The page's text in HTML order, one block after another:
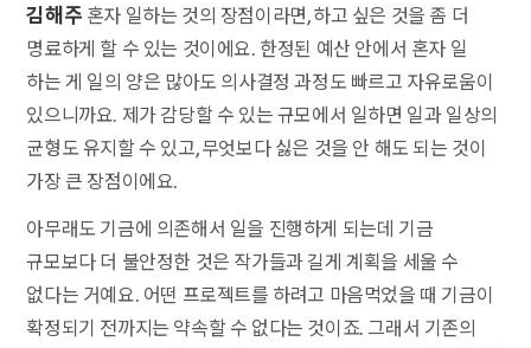
김해주 혼자 일하는 것의 장점이라면, 하고 싶은 것을 좀 더
명료하게 할 수 있는 것이에요. 한정된 예산 안에서 혼자 일
하는 게 일의 양은 많아도 의사결정 과정도 빠르고 자유로움이
있으니까요. 제가 감당할 수 있는 규모에서 일하면 일과 일상의
균형도 유지할 수 있고, 무엇보다 싫은 것을 안 해도 되는 것이
가장 큰 장점이에요.
아무래도 기금에 의존해서 일을 진행하게 되는데 기금
규모보다 더 불안정한 것은 작가들과 길게 계획을 세울 수
없다는 거예요. 어떤 프로젝트를 하려고 마음먹었을 때 기금이
확정되기 전까지는 약속할 수 없다는 것이죠. 그래서 기존의